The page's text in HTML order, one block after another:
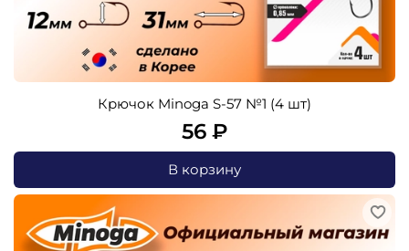
Крючок Minoga S-57 №1 (4 шт)
56 ₽
В корзину